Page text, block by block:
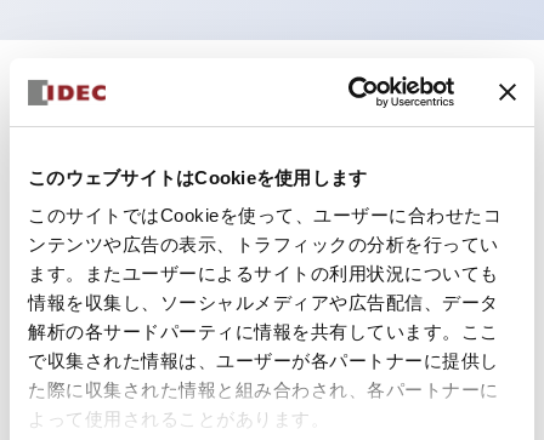
このウェブサイトはCookieを使用します
このサイトではCookieを使って、ユーザーに合わせたコ
ンテンツや広告の表示、トラフィックの分析を行ってい
ます。またユーザーによるサイトの利用状況についても
情報を収集し、ソーシャルメディアや広告配信、データ
解析の各サードパーティに情報を共有しています。ここ
で収集された情報は、ユーザーが各パートナーに提供し
た際に収集された情報と組み合わされ、各パートナーに
よって使用されることがあります。
仕様 すべて展開+
電気的仕様(照光部定格)
環境仕様
機能仕様
機械的仕様